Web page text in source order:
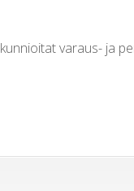
varaus- ja